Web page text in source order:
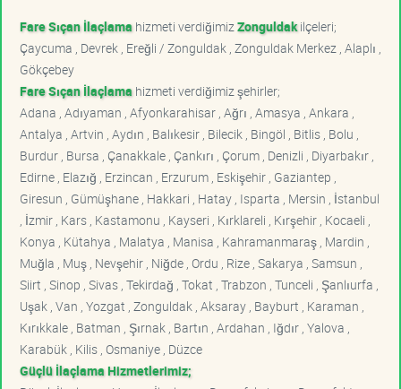
Fare Sıçan İlaçlama hizmeti verdiğimiz Zonguldakilçeleri;
Çaycuma , Devrek , Ereğli / Zonguldak , Zonguldak Merkez , Alaplı ,
Gökçebey
Fare Sıçan İlaçlama hizmeti verdiğimiz şehirler;
Adana , Adıyaman , Afyonkarahisar , Ağrı , Amasya , Ankara ,
Antalya , Artvin , Aydın , Balıkesir , Bilecik , Bingöl , Bitlis , Bolu ,
Burdur , Bursa , Çanakkale , Çankırı , Çorum , Denizli , Diyarbakır ,
Edirne , Elazığ , Erzincan , Erzurum , Eskişehir , Gaziantep ,
Giresun , Gümüşhane , Hakkari , Hatay , Isparta , Mersin , İstanbul
, İzmir , Kars , Kastamonu , Kayseri , Kırklareli , Kırşehir , Kocaeli ,
Konya , Kütahya , Malatya , Manisa , Kahramanmaraş , Mardin ,
Muğla , Muş , Nevşehir , Niğde , Ordu , Rize , Sakarya , Samsun ,
Siirt , Sinop , Sivas , Tekirdağ , Tokat , Trabzon , Tunceli , Şanlıurfa ,
Uşak , Van , Yozgat , Zonguldak , Aksaray , Bayburt , Karaman ,
Kırıkkale , Batman , Şırnak , Bartın , Ardahan , Iğdır , Yalova ,
Karabük , Kilis , Osmaniye , Düzce
Güçlü İlaçlama Hizmetlerimiz;